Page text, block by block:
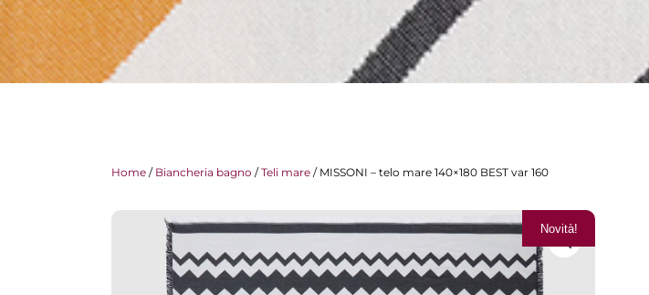
Home / Biancheria bagno /Teli mare / MISSONI – telo mare 140×180 BEST var 160
Novità!